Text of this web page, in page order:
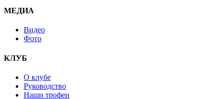
МЕДИА
Видео
Фото
КЛУБ
О клубе
Руководство
Наши трофеи